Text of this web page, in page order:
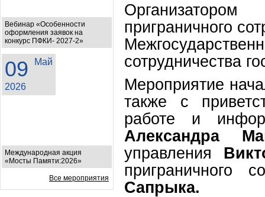
Вебинар «Особенности
оформления заявок на
конкурс ПФКИ- 2027-2»
09 Май
2026
Международная акция
«Мосты Памяти:2026»
Все мероприятия
приграничного
сотрудничества
Мероприятие
также с
работе и
Александра
управления
приграничного
Сапрыка.